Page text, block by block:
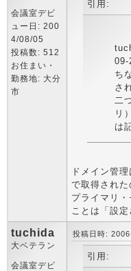
会議室デビ
ュー日: 200
4/08/05
投稿数: 512
お住まい・
勤務地: 大分
市
引用:
09-
ち
さ
二
リ
は
ドメイン管
で取得された
プライマリ
ことは「設定
tuchida
大ベテラン
会議室デビ
投稿日時:
引用: